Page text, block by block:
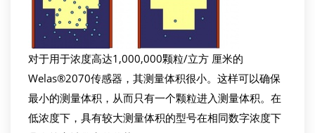
对于用于浓度高达1,000,000颗粒/立方 厘米的
Welas®2070传感器，其测量体积很小。这样可以确保
最小的测量体积，从而只有一个颗粒进入测量体积。在
低浓度下，具有较大测量体积的型号在相同数字浓度下